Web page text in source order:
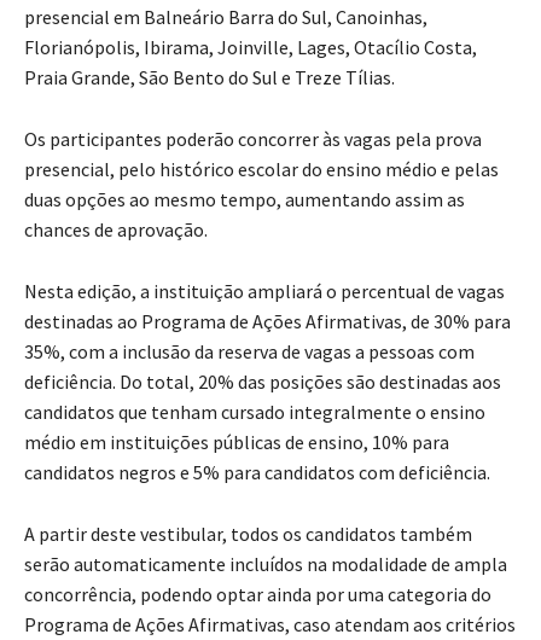
presencial em Balneário Barra do Sul, Canoinhas,
Florianópolis, Ibirama, Joinville, Lages, Otacílio Costa,
Praia Grande, São Bento do Sul e Treze Tílias.
Os participantes poderão concorrer às vagas pela prova
presencial, pelo histórico escolar do ensino médio e pelas
duas opções ao mesmo tempo, aumentando assim as
chances de aprovação.
Nesta edição, a instituição ampliará o percentual de vagas
destinadas ao Programa de Ações Afirmativas, de 30% para
35%, com a inclusão da reserva de vagas a pessoas com
deficiência. Do total, 20% das posições são destinadas aos
candidatos que tenham cursado integralmente o ensino
médio em instituições públicas de ensino, 10% para
candidatos negros e 5% para candidatos com deficiência.
A partir deste vestibular, todos os candidatos também
serão automaticamente incluídos na modalidade de ampla
concorrência, podendo optar ainda por uma categoria do
Programa de Ações Afirmativas, caso atendam aos critérios